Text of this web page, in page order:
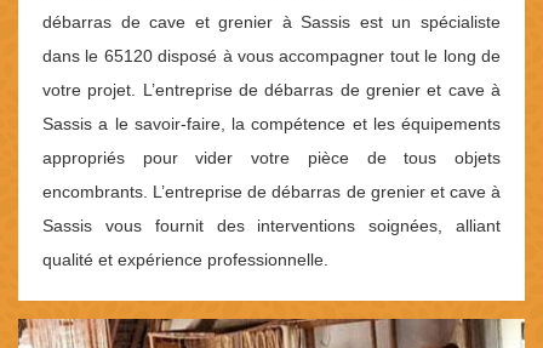
débarras de cave et grenier à Sassis est un spécialiste
dans le 65120 disposé à vous accompagner tout le long de
votre projet. L’entreprise de débarras de grenier et cave à
Sassis a le savoir-faire, la compétence et les équipements
appropriés pour vider votre pièce de tous objets
encombrants. L’entreprise de débarras de grenier et cave à
Sassis vous fournit des interventions soignées, alliant
qualité et expérience professionnelle.